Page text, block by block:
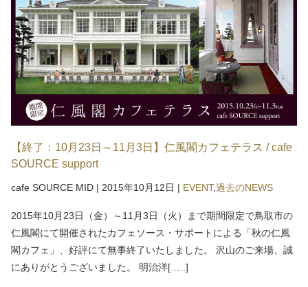
【終了：10月23日～11月3日】仁風閣カフェテラス / cafe
SOURCE support
cafe SOURCE MID | 2015年10月12日 | EVENT,過去のNEWS
2015年10月23日（金）～11月3日（火）まで期間限定で鳥取市の
仁風閣にて開催されたカフェソース・サポートによる「秋の仁風
閣カフェ」、好評にて無事終了いたしました。 沢山のご来場、誠
にありがとうございました。 明治洋[…..]